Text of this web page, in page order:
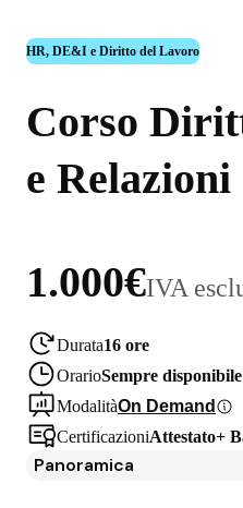
HR, DE&I e Diritto del Lavoro
Corso
e
1.000€IVA
Durata16 ore
OrarioSempre disponibile
ModalitàOn Demand
CertificazioniAttestato+
Panoramica